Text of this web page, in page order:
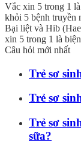
Vắc xin 5 trong 1
khỏi 5 bệnh truyền
Bại liệt và Hib
xin 5 trong 1 là
Câu hỏi mới nhất
Trẻ sơ
Trẻ sơ
Trẻ sơ
sữa?